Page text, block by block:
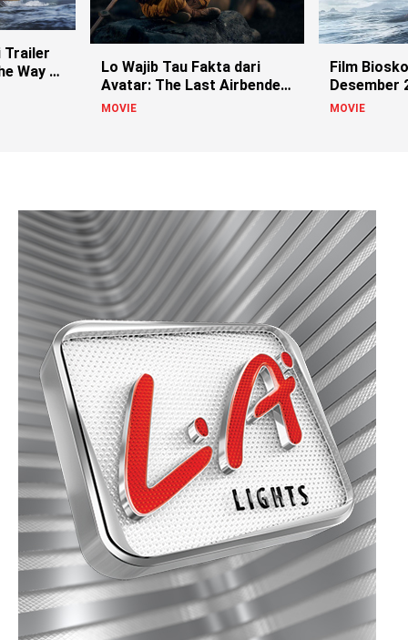
Trailer
Way of
Lo Wajib Tau Fakta dari
Avatar: The Last Airbender
(2024)
MOVIE
Film
Desember
MOVIE